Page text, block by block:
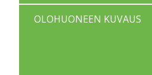
OLOHUONEEN KUVAUS